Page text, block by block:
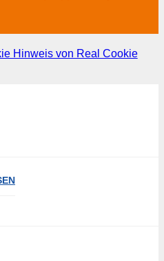
Hinweis von Real Cookie